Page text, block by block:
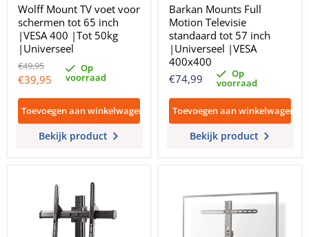
Wolff Mount TV voet voor
schermen tot 65 inch
|VESA 400 |Tot 50kg
|Universeel
Oorspronkelijke
prijs
€49,95
Huidige
prijs
€39,95
Op
voorraad
Toevoegen aan winkelwagen
Bekijk product
Barkan Mounts Full
Motion Televisie
standaard tot 57 inch
|Universeel |VESA
400x400
€74,99
Op
voorraad
Toevoegen aan winkelwagen
Bekijk product